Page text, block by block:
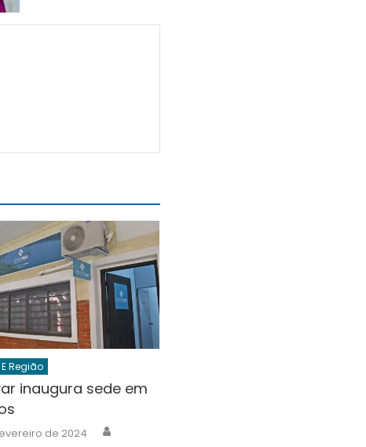
Região
inaugura sede em
de 2024